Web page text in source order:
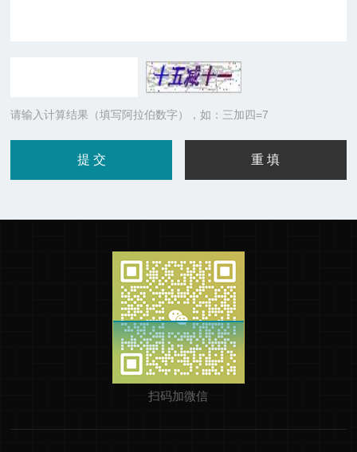
请输入计算结果（填写阿拉伯数字），如：三加四=7
扫码加微信